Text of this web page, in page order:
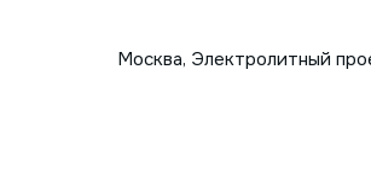
Москва, Электролитный